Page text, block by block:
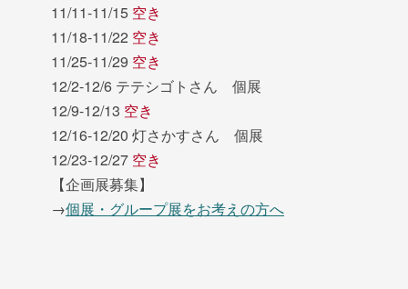
11/11-11/15 空き
11/18-11/22 空き
11/25-11/29 空き
12/2-12/6 テテシゴトさん 個展
12/9-12/13 空き
12/16-12/20 灯さかすさん 個展
12/23-12/27 空き
【企画展募集】
→個展・グループ展をお考えの方へ